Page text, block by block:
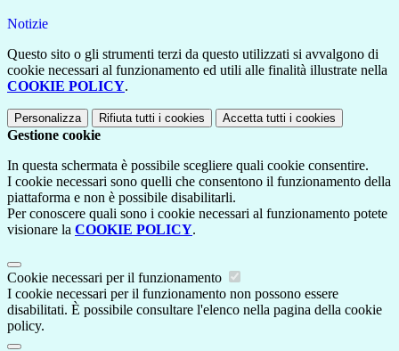
Notizie
Questo sito o gli strumenti terzi da questo utilizzati si avvalgono di
cookie necessari al funzionamento ed utili alle finalità illustrate nella
COOKIE POLICY.
Personalizza Rifiuta tutti i cookies Accetta tutti i cookies
Gestione cookie
In questa schermata è possibile scegliere quali cookie consentire.
I cookie necessari sono quelli che consentono il funzionamento della
piattaforma e non è possibile disabilitarli.
Per conoscere quali sono i cookie necessari al funzionamento potete
visionare la COOKIE POLICY.
Cookie necessari per il funzionamento
I cookie necessari per il funzionamento non possono essere
disabilitati. È possibile consultare l'elenco nella pagina della cookie
policy.